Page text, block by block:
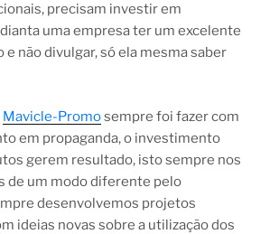
precisam investir em
uma empresa ter um excelente
não divulgar, só ela mesma saber
Mavicle-Promosempre foi fazer com
em propaganda, o investimento
gerem resultado, isto sempre nos
de um modo diferente pelo
desenvolvemos projetos
ideias novas sobre a utilização dos